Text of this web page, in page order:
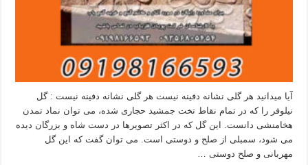
آیا میدانید هر گلی نشانه دفینه نیست هر گلی نشانه دفینه نیست : گل
نیلوفر را که در تمام نقاط تخت جمشید حجاری شده، می توان نماد تمدن
هخامنشی دانست. این گل که در اکثر تصویرها در دست شاه و بزرگان دیده
می شود، سمبلی از صلح و دوستی است. می توان گفت که این گل
مهربانی و صلح دوستی …